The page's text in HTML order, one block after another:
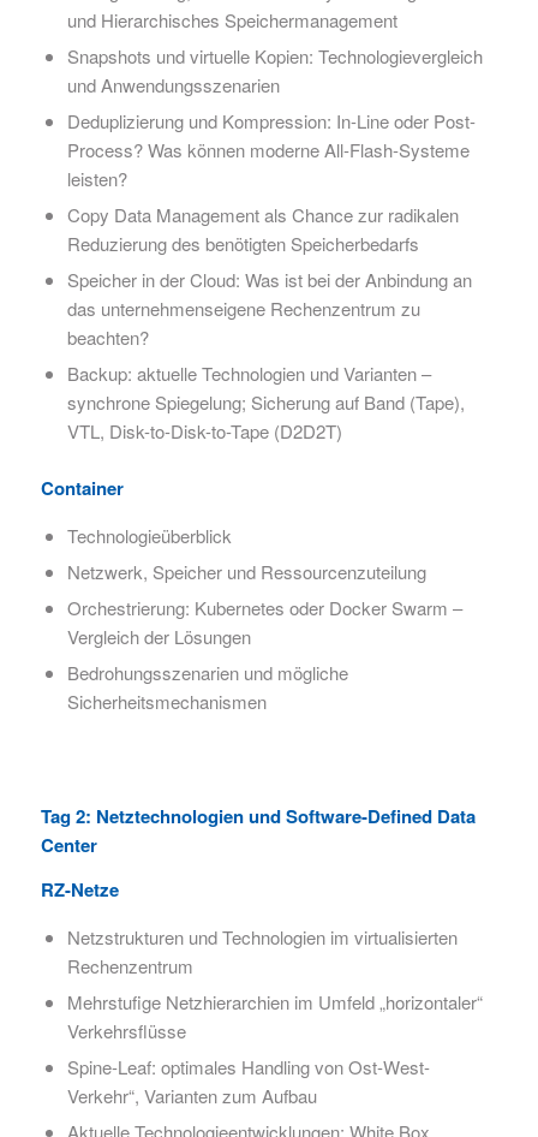
und Hierarchisches Speichermanagement
Snapshots und virtuelle Kopien: Technologievergleich
und Anwendungsszenarien
Deduplizierung und Kompression: In-Line oder Post-
Process? Was können moderne All-Flash-Systeme
leisten?
Copy Data Management als Chance zur radikalen
Reduzierung des benötigten Speicherbedarfs
Speicher in der Cloud: Was ist bei der Anbindung an
das unternehmenseigene Rechenzentrum zu
beachten?
Backup: aktuelle Technologien und Varianten –
synchrone Spiegelung; Sicherung auf Band (Tape),
VTL, Disk-to-Disk-to-Tape (D2D2T)
Container
Technologieüberblick
Netzwerk, Speicher und Ressourcenzuteilung
Orchestrierung: Kubernetes oder Docker Swarm –
Vergleich der Lösungen
Bedrohungsszenarien und mögliche
Sicherheitsmechanismen
Tag 2: Netztechnologien und Software-Defined Data
Center
RZ-Netze
Netzstrukturen und Technologien im virtualisierten
Rechenzentrum
Mehrstufige Netzhierarchien im Umfeld „horizontaler“
Verkehrsflüsse
Spine-Leaf: optimales Handling von Ost-West-
Verkehr“, Varianten zum Aufbau
Aktuelle Technologieentwicklungen: White Box